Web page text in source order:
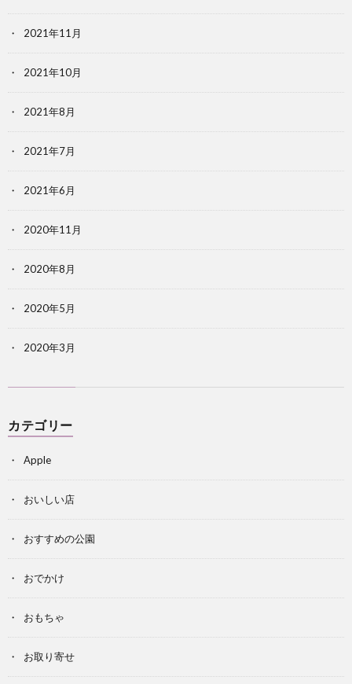
2021年11月
2021年10月
2021年8月
2021年7月
2021年6月
2020年11月
2020年8月
2020年5月
2020年3月
カテゴリー
Apple
おいしい店
おすすめの公園
おでかけ
おもちゃ
お取り寄せ